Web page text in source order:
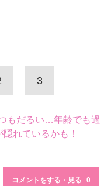
3
もだるい…年齢でも過
れているかも！
コメントをする・見る